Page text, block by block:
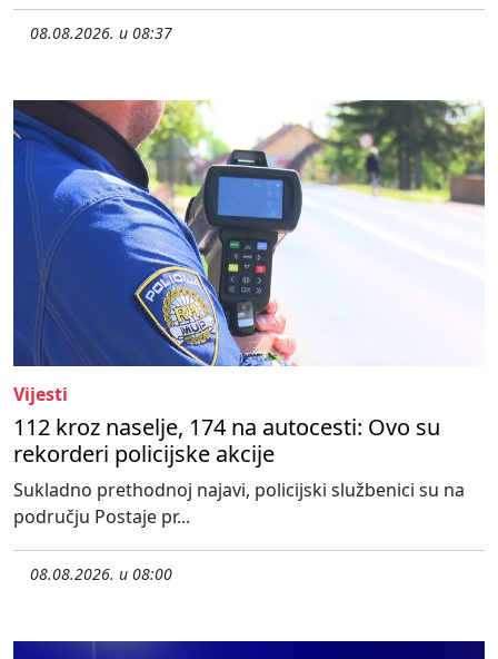
08.08.2026. u 08:37
Vijesti
112 kroz naselje, 174 na autocesti: Ovo su
rekorderi policijske akcije
Sukladno prethodnoj najavi, policijski službenici su na
području Postaje pr...
08.08.2026. u 08:00